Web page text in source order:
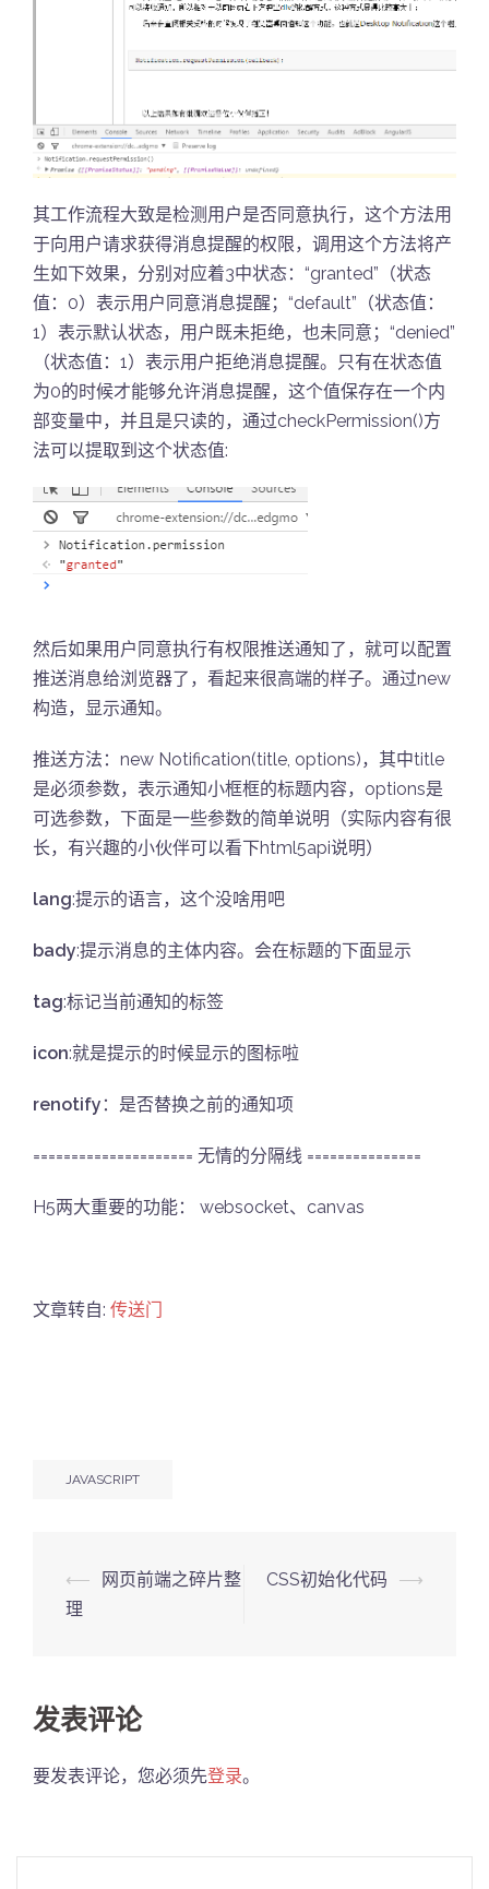
其工作流程大致是检测用户是否同意执行，这个方法用
于向用户请求获得消息提醒的权限，调用这个方法将产
生如下效果，分别对应着3中状态：“granted”（状态
值：0）表示用户同意消息提醒；“default”（状态值：
1）表示默认状态，用户既未拒绝，也未同意；“denied”
（状态值：1）表示用户拒绝消息提醒。只有在状态值
为0的时候才能够允许消息提醒，这个值保存在一个内
部变量中，并且是只读的，通过checkPermission()方
法可以提取到这个状态值:
然后如果用户同意执行有权限推送通知了，就可以配置
推送消息给浏览器了，看起来很高端的样子。通过new
构造，显示通知。
推送方法：new Notification(title, options)，其中title
是必须参数，表示通知小框框的标题内容，options是
可选参数，下面是一些参数的简单说明（实际内容有很
长，有兴趣的小伙伴可以看下html5api说明）
lang:提示的语言，这个没啥用吧
bady:提示消息的主体内容。会在标题的下面显示
tag:标记当前通知的标签
icon:就是提示的时候显示的图标啦
renotify ：是否替换之前的通知项
===================== 无情的分隔线 ===============
H5两大重要的功能： websocket、canvas
文章转自: 传送门
JAVASCRIPT
Post
navigation
⟵
网页前端之碎片整
理
CSS初始化代码 ⟶
发表评论
要发表评论，您必须先登录。